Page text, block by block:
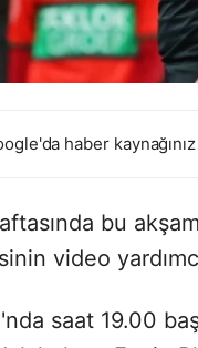
haber
bu
video
saat 19.00